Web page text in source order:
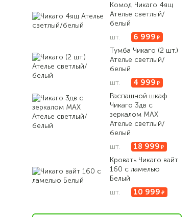
Комод Чикаго 4ящ
Ателье светлый/
белый
шт.
6 999
Тумба Чикаго (2 шт.)
Ателье светлый/
белый
шт.
4 999
Распашной шкаф
Чикаго 3дв с
зеркалом MAX
Ателье светлый/
белый
шт.
18 999
Кровать Чикаго вайт
160 с ламелью
Белый
шт.
10 999